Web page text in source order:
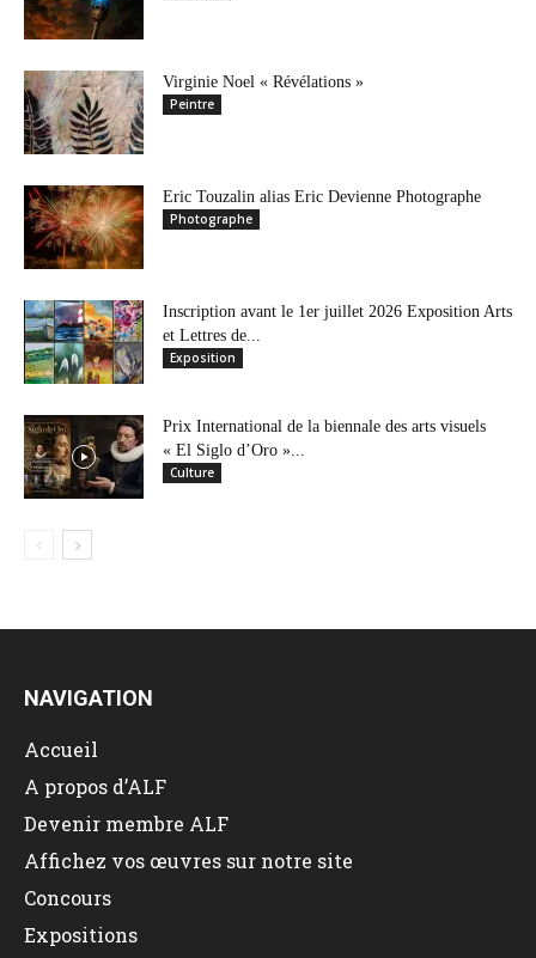
Virginie Noel « Révélations »
Peintre
Eric Touzalin alias Eric Devienne Photographe
Photographe
Inscription avant le 1er juillet 2026 Exposition Arts
et Lettres de...
Exposition
Prix International de la biennale des arts visuels
« El Siglo d’Oro »...
Culture
NAVIGATION
Accueil
A propos d’ALF
Devenir membre ALF
Affichez vos œuvres sur notre site
Concours
Expositions